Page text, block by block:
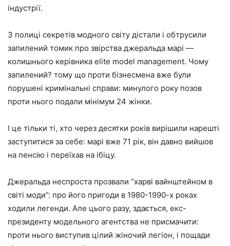
індустрії.
З полиці секретів модного світу дістали і обтрусили
запилений томик про звірства джеральда марі —
колишнього керівника elite model management. Чому
запилений? тому що проти бізнесмена вже були
порушені кримінальні справи: минулого року позов
проти нього подали мінімум 24 жінки.
І це тільки ті, хто через десятки років вирішили нарешті
заступитися за себе: марі вже 71 рік, він давно вийшов
на пенсію і переїхав на ібіцу.
Джеральда неспроста прозвали “харві вайнштейном в
світі моди”: про його пригоди в 1980-1990-х роках
ходили легенди. Але цього разу, здається, екс-
президенту модельного агентства не присмачити:
проти нього виступив цілий жіночий легіон, і пощади